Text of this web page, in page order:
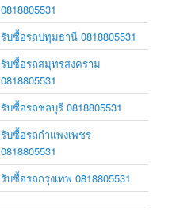
0818805531
รับซื้อรถปทุมธานี 0818805531
รับซื้อรถสมุทรสงคราม
0818805531
รับซื้อรถชลบุรี 0818805531
รับซื้อรถกำแพงเพชร
0818805531
รับซื้อรถกรุงเทพ 0818805531